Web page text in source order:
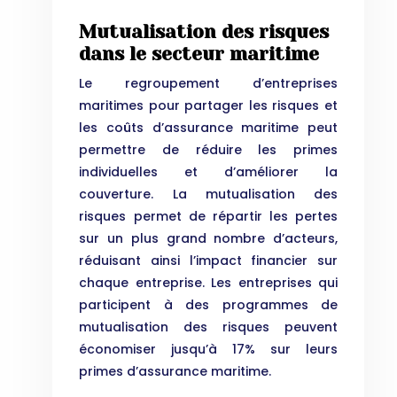
Mutualisation des risques
dans le secteur maritime
Le regroupement d’entreprises
maritimes pour partager les risques et
les coûts d’assurance maritime peut
permettre de réduire les primes
individuelles et d’améliorer la
couverture. La mutualisation des
risques permet de répartir les pertes
sur un plus grand nombre d’acteurs,
réduisant ainsi l’impact financier sur
chaque entreprise. Les entreprises qui
participent à des programmes de
mutualisation des risques peuvent
économiser jusqu’à 17% sur leurs
primes d’assurance maritime.